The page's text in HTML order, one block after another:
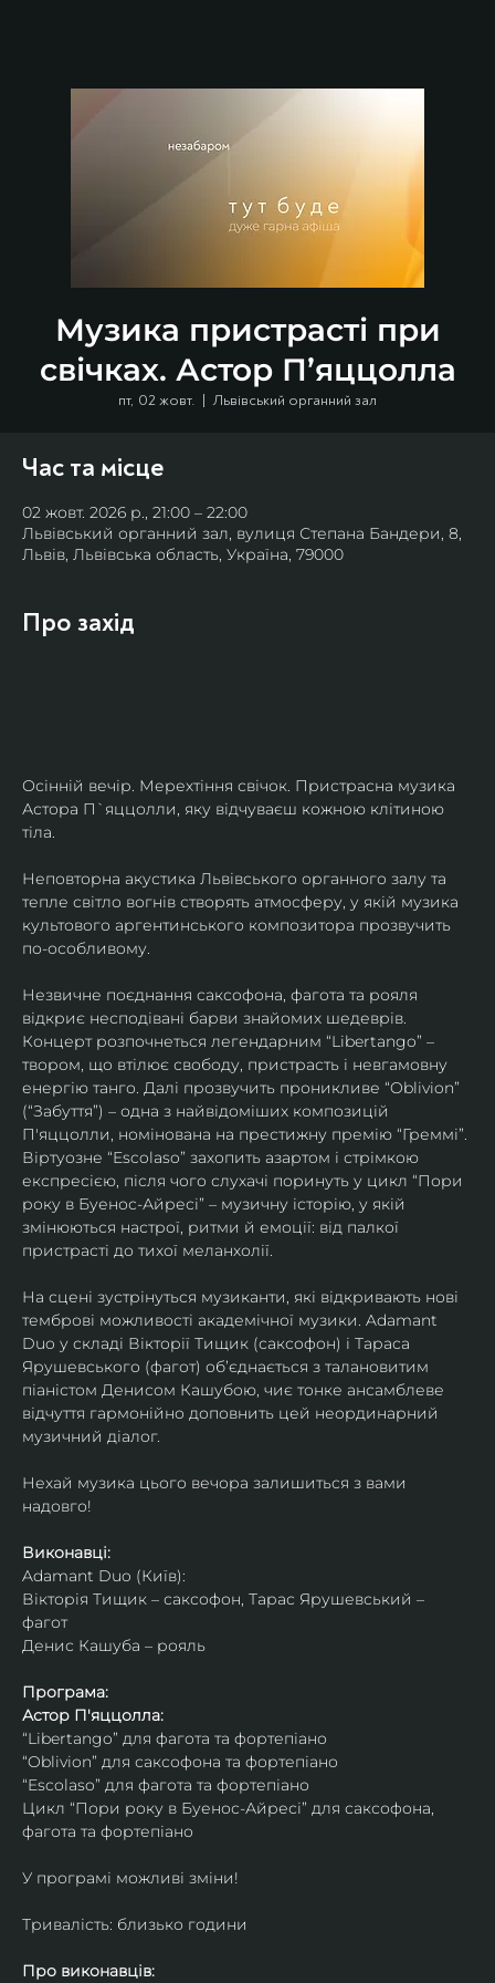
Музика пристрасті при
свічках. Астор П’яццолла
пт, 02 жовт.
  |
Львівський органний зал
Час та місце
02 жовт. 2026 р., 21:00 – 22:00
Львівський органний зал, вулиця Степана Бандери, 8,
Львів, Львівська область, Україна, 79000
Про захід
Осінній вечір. Мерехтіння свічок. Пристрасна музика
Астора П`яццолли, яку відчуваєш кожною клітиною
тіла.
Неповторна акустика Львівського органного залу та
тепле світло вогнів створять атмосферу, у якій музика
культового аргентинського композитора прозвучить
по-особливому.
Незвичне поєднання саксофона, фагота та рояля
відкриє несподівані барви знайомих шедеврів.
Концерт розпочнеться легендарним “Libertango” –
твором, що втілює свободу, пристрасть і невгамовну
енергію танго. Далі прозвучить проникливе “Oblivion”
(“Забуття”) – одна з найвідоміших композицій
П'яццолли, номінована на престижну премію “Греммі”.
Віртуозне “Escolaso” захопить азартом і стрімкою
експресією, після чого слухачі поринуть у цикл “Пори
року в Буенос-Айресі” – музичну історію, у якій
змінюються настрої, ритми й емоції: від палкої
пристрасті до тихої меланхолії.
На сцені зустрінуться музиканти, які відкривають нові
темброві можливості академічної музики. Adamant
Duo у складі Вікторії Тищик (саксофон) і Тараса
Ярушевського (фагот) об’єднається з талановитим
піаністом Денисом Кашубою, чиє тонке ансамблеве
відчуття гармонійно доповнить цей неординарний
музичний діалог.
Нехай музика цього вечора залишиться з вами
надовго!
Виконавці:
Adamant Duo (Київ):
Вікторія Тищик – саксофон, Тарас Ярушевський –
фагот
Денис Кашуба – рояль
Програма:
Астор П'яццолла:
“Libertango” для фагота та фортепіано
“Oblivion” для саксофона та фортепіано
“Escolaso” для фагота та фортепіано
Цикл “Пори року в Буенос-Айресі” для саксофона,
фагота та фортепіано
У програмі можливі зміни!
Тривалість: близько години
Про виконавців: